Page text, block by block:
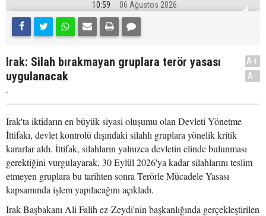
10:59 06 Ağustos 2026
Irak: Silah bırakmayan gruplara terör yasası
uygulanacak
.
A+
A-
Irak'ta iktidarın en büyük siyasi oluşumu olan Devleti Yönetme
İttifakı, devlet kontrolü dışındaki silahlı gruplara yönelik kritik
kararlar aldı. İttifak, silahların yalnızca devletin elinde bulunması
gerektiğini vurgulayarak, 30 Eylül 2026'ya kadar silahlarını teslim
etmeyen gruplara bu tarihten sonra Terörle Mücadele Yasası
kapsamında işlem yapılacağını açıkladı.
Irak Başbakanı Ali Falih ez-Zeydi'nin başkanlığında gerçekleştirilen